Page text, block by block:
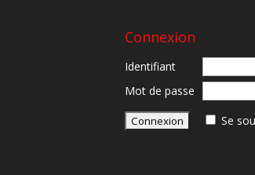
Connexion
Identifiant
Mot de passe
Se